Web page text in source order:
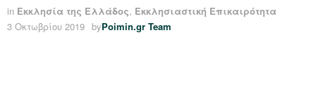
in Εκκλησία της Ελλάδος, Εκκλησιαστική Επικαιρότητα
3 Οκτωβρίου 2019 byPoimin.gr Team